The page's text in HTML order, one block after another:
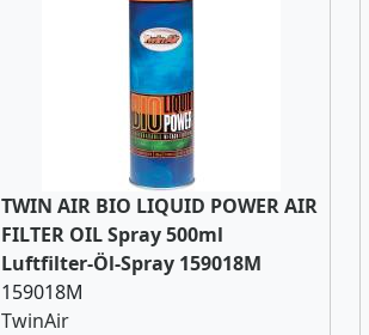
TWIN AIR BIO LIQUID POWER AIR
FILTER OIL Spray 500ml
Luftfilter-Öl-Spray 159018M
159018M
TwinAir